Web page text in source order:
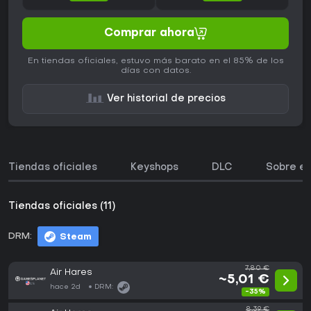
Comprar ahora
En tiendas oficiales, estuvo más barato en el 85% de los
días con datos.
Ver historial de precios
Tiendas oficiales Keyshops DLC Sobre
Tiendas oficiales (11)
DRM: Steam
Air Hares
hace 2d DRM:
7,80 €
~5,01 €
-35%
8,39 €